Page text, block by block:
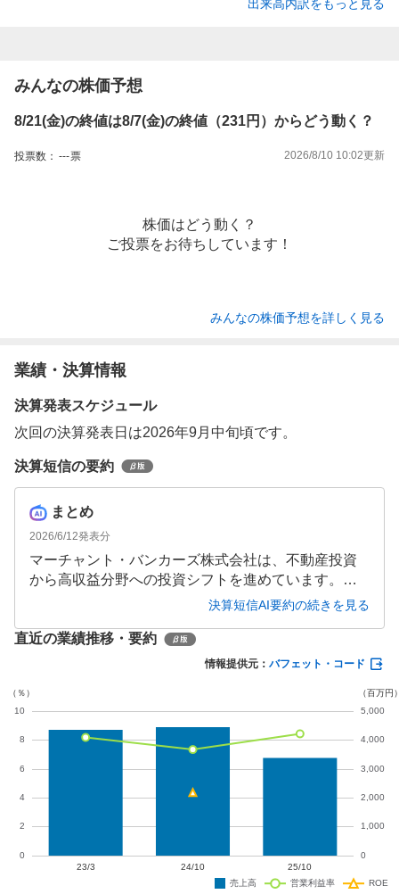
出来高内訳をもっと見る
みんなの株価予想
8/21(金)の終値は8/7(金)の終値（231円）からどう動く？
投票数： ---票 2026/8/10 10:02更新
株価はどう動く？
ご投票をお待ちしています！
みんなの株価予想を詳しく見る
業績・決算情報
決算発表スケジュール
次回の決算発表日は2026年9月中旬頃です。
決算短信の要約
まとめ
2026/6/12発表分
マーチャント・バンカーズ株式会社は、不動産投資
から高収益分野への投資シフトを進めています。当
中間期は売上高が微減したものの、コスト削減によ
し、暗号資産評価損の影響で経常利益は2,400万円に
とどまりました。通期では売上高45億円、営業利益
決算短信AI要約の続きを見る
直近の業績推移・要約
情報提供元： バフェット・コード